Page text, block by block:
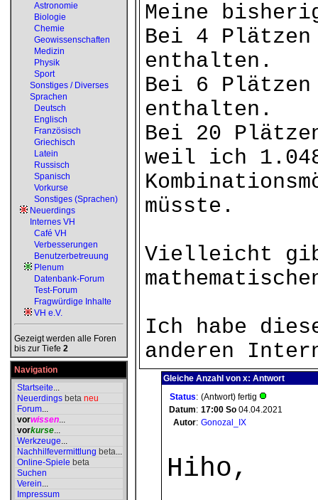
Astronomie
Biologie
Chemie
Geowissenschaften
Medizin
Physik
Sport
Sonstiges / Diverses
Sprachen
Deutsch
Englisch
Französisch
Griechisch
Latein
Russisch
Spanisch
Vorkurse
Sonstiges (Sprachen)
Neuerdings
Internes VH
Café VH
Verbesserungen
Benutzerbetreuung
Plenum
Datenbank-Forum
Test-Forum
Fragwürdige Inhalte
VH e.V.
Gezeigt werden alle Foren
bis zur Tiefe 2
Navigation
Startseite...
Neuerdings beta neu
Forum...
vorwissen...
vorkurse...
Werkzeuge...
Nachhilfevermittlung beta...
Online-Spiele beta
Suchen
Verein...
Impressum
Meine
Bei 4
enthalten.
Bei 6
enthalten.
Bei 20
weil ich
müsste.
Vielleicht
Ich habe
anderen
Gleiche Anzahl von x: Antwort
Status: (Antwort) fertig
Datum: 17:00 So 04.04.2021
Autor: Gonozal_IX
Hiho,